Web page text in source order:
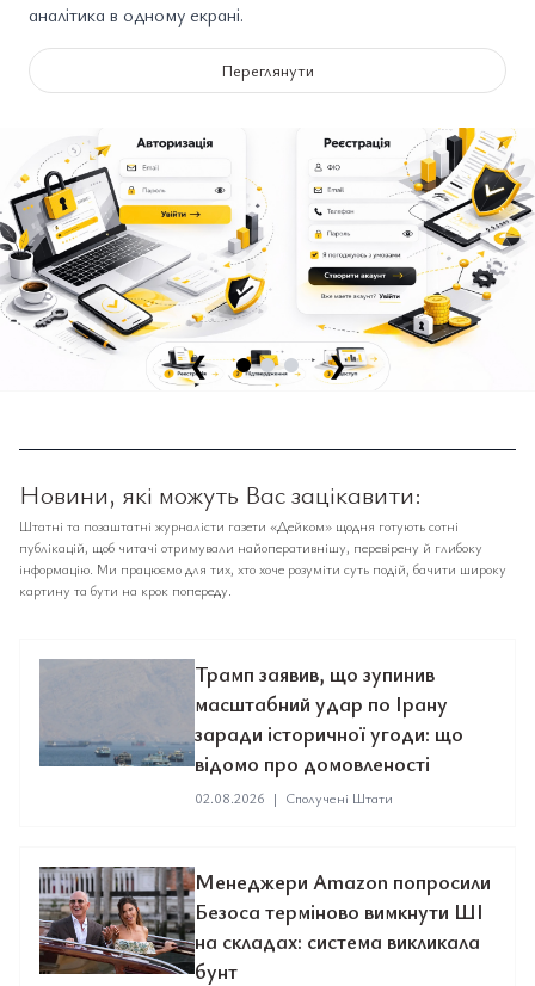
аналітика в одному екрані.
Переглянути
❮ ❯
Новини, які можуть Вас зацікавити:
Штатні та позаштатні журналісти газети «Дейком» щодня готують сотні
публікацій, щоб читачі отримували найоперативнішу, перевірену й глибоку
інформацію. Ми працюємо для тих, хто хоче розуміти суть подій, бачити широку
картину та бути на крок попереду.
Трамп заявив, що зупинив
масштабний удар по Ірану
заради історичної угоди: що
відомо про домовленості
02.08.2026 | Сполучені Штати
Менеджери Amazon попросили
Безоса терміново вимкнути ШІ
на складах: система викликала
бунт